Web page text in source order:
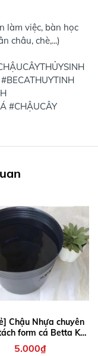
làm việc, bàn học
châu, chè,...)
#CHẬUCÂY
Chậu Nhựa chuyên
form cá Betta KT
20x16cm
5.000₫